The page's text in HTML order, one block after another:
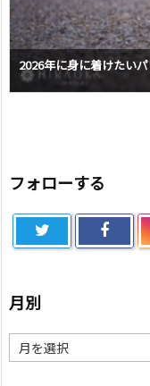
2026年に身に着けたい
フォローする
月別
別